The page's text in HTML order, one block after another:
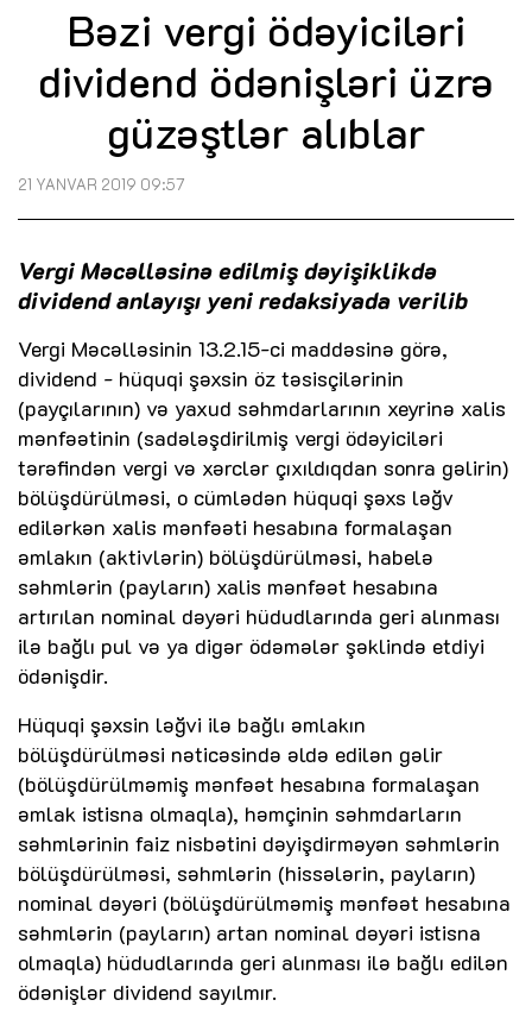
Bəzi vergi ödəyiciləri
dividend ödənişləri üzrə
güzəştlər alıblar
21 YANVAR 2019 09:57
Vergi Məcəlləsinə edilmiş dəyişiklikdə
dividend anlayışı yeni redaksiyada verilib
Vergi Məcəlləsinin 13.2.15-ci maddəsinə görə,
dividend - hüquqi şəxsin öz təsisçilərinin
(payçılarının) və yaxud səhmdarlarının xeyrinə xalis
mənfəətinin (sadələşdirilmiş vergi ödəyiciləri
tərəfindən vergi və xərclər çıxıldıqdan sonra gəlirin)
bölüşdürülməsi, o cümlədən hüquqi şəxs ləğv
edilərkən xalis mənfəəti hesabına formalaşan
əmlakın (aktivlərin) bölüşdürülməsi, habelə
səhmlərin (payların) xalis mənfəət hesabına
artırılan nominal dəyəri hüdudlarında geri alınması
ilə bağlı pul və ya digər ödəmələr şəklində etdiyi
ödənişdir.
Hüquqi şəxsin ləğvi ilə bağlı əmlakın
bölüşdürülməsi nəticəsində əldə edilən gəlir
(bölüşdürülməmiş mənfəət hesabına formalaşan
əmlak istisna olmaqla), həmçinin səhmdarların
səhmlərinin faiz nisbətini dəyişdirməyən səhmlərin
bölüşdürülməsi, səhmlərin (hissələrin, payların)
nominal dəyəri (bölüşdürülməmiş mənfəət hesabına
səhmlərin (payların) artan nominal dəyəri istisna
olmaqla) hüdudlarında geri alınması ilə bağlı edilən
ödənişlər dividend sayılmır.